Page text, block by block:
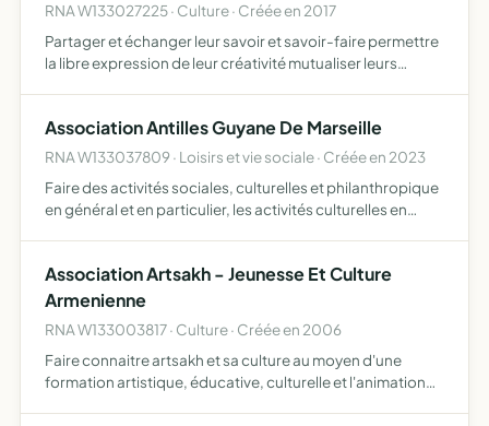
RNA W133027225 · Culture · Créée en 2017
Partager et échanger leur savoir et savoir-faire permettre
la libre expression de leur créativité mutualiser leurs
Association Antilles Guyane De Marseille
RNA W133037809 · Loisirs et vie sociale · Créée en 2023
Faire des activités sociales, culturelles et philanthropique
en général et en particulier, les activités culturelles en
Association Artsakh - Jeunesse Et Culture
Armenienne
RNA W133003817 · Culture · Créée en 2006
Faire connaitre artsakh et sa culture au moyen d'une
formation artistique, éducative, culturelle et l'animation